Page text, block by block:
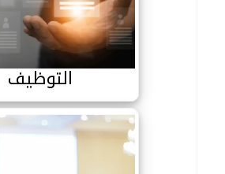
التوظيف